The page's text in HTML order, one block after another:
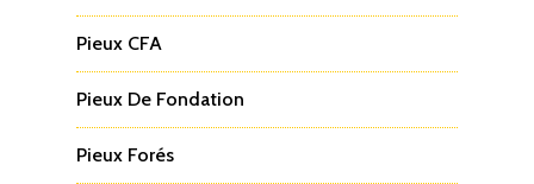
Pieux CFA
Pieux De Fondation
Pieux Forés